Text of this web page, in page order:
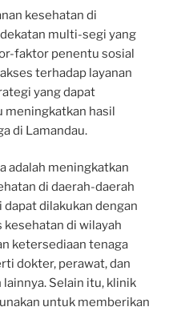
kesehatan di
multi-segi yang
faktor penentu sosial
terhadap layanan
yang dapat
hasil
di Lamandau.
adalah meningkatkan
di daerah-daerah
dapat dilakukan dengan
di wilayah
ketersediaan tenaga
dokter, perawat, dan
Selain itu, klinik
untuk memberikan